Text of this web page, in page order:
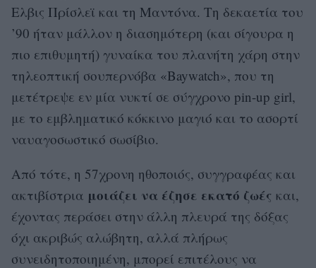
Ελβις Πρίσλεϊ και τη Μαντόνα. Τη δεκαετία του
’90 ήταν μάλλον η διασημότερη (και σίγουρα η
πιο επιθυμητή) γυναίκα του πλανήτη χάρη στην
τηλεοπτική σουπερνόβα «Baywatch», που τη
μετέτρεψε εν μία νυκτί σε σύγχρονο pin-up girl,
με το εμβληματικό κόκκινο μαγιό και το ασορτί
ναυαγοσωστικό σωσίβιο.
Aπό τότε, η 57χρονη ηθοποιός, συγγραφέας και
ακτιβίστρια μοιάζει να έζησε εκατό ζωές και,
έχοντας περάσει στην άλλη πλευρά της δόξας
όχι ακριβώς αλώβητη, αλλά πλήρως
συνειδητοποιημένη, μπορεί επιτέλους να